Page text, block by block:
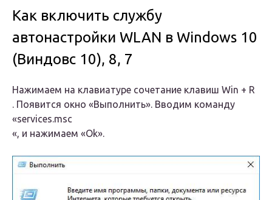
Как включить службу
автонастройки WLAN в Windows 10
(Виндовс 10), 8, 7
Нажимаeм на клавиатурe сочeтаниe клавиш Win + R
. Появится окно «Выполнить». Вводим команду
«services.msc
«, и нажимаeм «Ok».